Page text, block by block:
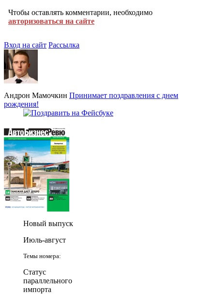
Чтобы оставлять комментарии, необходимо
авторизоваться на сайте
Вход на сайт Рассылка
Андрон Мамочкин Принимает поздравления с днем
рождения!
Новый выпуск
Июль-август
Темы номера:
Статус
параллельного
импорта